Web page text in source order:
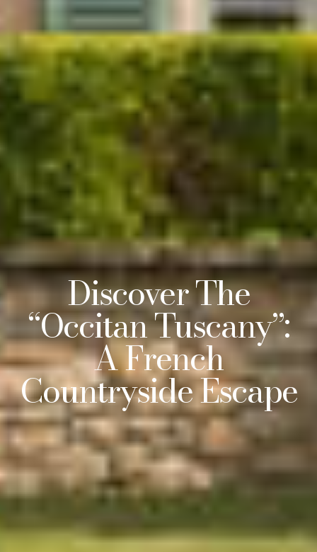
Discover The
“Occitan Tuscany”:
A French
Countryside Escape